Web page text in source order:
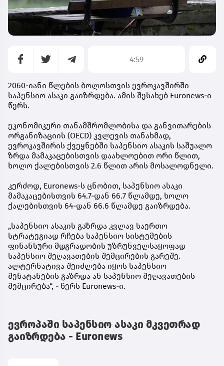
4:59
2060-იანი წლების ბოლოსთვის ევროკავშირში
საპენსიო ასაკი გაიზრდება. ამის შესახებ Euronews-ი
წერს.
ეკონომიკური თანამშრომლობისა და განვითარების
ორგანიზაციის (OECD) კვლევის თანახმად,
ევროკავშირის ქვეყნებში საპენსიო ასაკის საშუალო
ზრდა მამაკაცებისთვის დაახლოებით ორი წლით,
ხოლო ქალებისთვის 2.6 წლით არის მოსალოდნელი.
კერძოდ, Euronews-ს ცნობით, საპენსიო ასაკი
მამაკაცებისთვის 64.7-დან 66.7 წლამდე, ხოლო
ქალებისთვის 64-დან 66.6 წლამდე გაიზრდება.
„საპენსიო ასაკის გაზრდა კვლავ საერთო
სტრატეგიად რჩება საპენსიო სისტემების
ფინანსური მდგრადობის უზრუნველსაყოფად
საპენსიო შეღავათების შემცირების გარეშე.
ალტერნატივა შეიძლება იყოს საპენსიო
შენატანების გაზრდა ან საპენსიო შეღავათების
შემცირება“, - წერს Euronews-ი.
ევროპაში საპენსიო ასაკი მკვეთრად
გაიზრდება - Euronews